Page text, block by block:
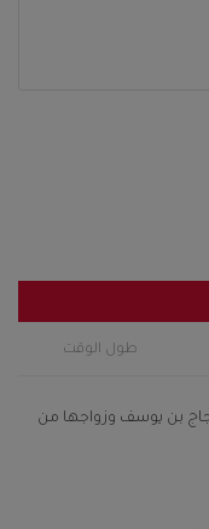
طول الوقت
يوسف وزواجها من